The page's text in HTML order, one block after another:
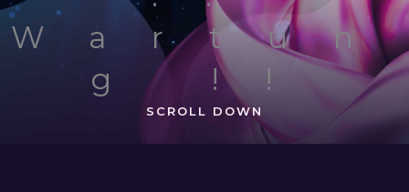
Wartun
g !!
SCROLL DOWN